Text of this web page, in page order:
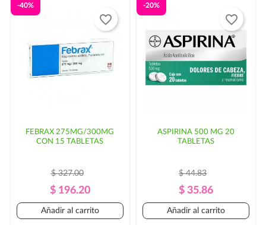
puede haber un
incremento en el costo del envío y/o mayor tiempo de
entrega. En ese caso, se solicitaría autorización por
parte del cliente.
FEBRAX 275MG/300MG
CON 15 TABLETAS
Precio
Regular
$ 327.00
Precio
$ 196.20
-40%
Añadir al carrito
favorite_border
ASPIRINA 500 MG 20
TABLETAS
Precio
Regular
$ 44.83
Precio
$ 35.86
-20%
Añadir al carrito
favorite_border